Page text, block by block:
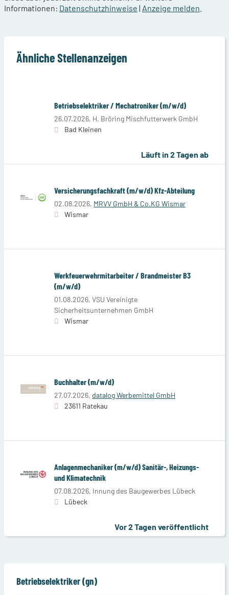
Informationen: Datenschutzhinweise | Anzeige melden
Ähnliche Stellenanzeigen
Betriebselektriker / Mechatroniker (m/w/d)
26.07.2026, H. Bröring Mischfutterwerk GmbH
Bad Kleinen
Läuft in 2 Tagen ab
Versicherungsfachkraft (m/w/d) Kfz-Abteilung
02.08.2026, MRVV GmbH & Co.KG Wismar
Wismar
Werkfeuerwehrmitarbeiter / Brandmeister B3
(m/w/d)
01.08.2026, VSU Vereinigte
Sicherheitsunternehmen GmbH
Wismar
Buchhalter (m/w/d)
27.07.2026, datalog Werbemittel GmbH
23611 Ratekau
Anlagenmechaniker (m/w/d) Sanitär-, Heizungs-
und Klimatechnik
07.08.2026, Innung des Baugewerbes Lübeck
Lübeck
Vor 2 Tagen veröffentlicht
Betriebselektriker (gn)